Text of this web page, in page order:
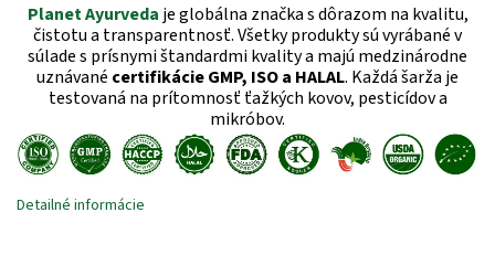
Planet Ayurveda je globálna značka s dôrazom na kvalitu,
čistotu a transparentnosť. Všetky produkty sú vyrábané v
súlade s prísnymi štandardmi kvality a majú medzinárodne
uznávané certifikácie GMP, ISO a HALAL. Každá šarža je
testovaná na prítomnosť ťažkých kovov, pesticídov a
mikróbov.
Detailné informácie